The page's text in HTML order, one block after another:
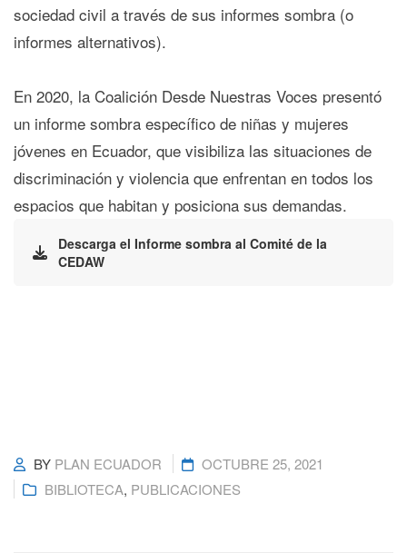
sociedad civil a través de sus informes sombra (o
informes alternativos).
En 2020, la Coalición Desde Nuestras Voces presentó
un informe sombra específico de niñas y mujeres
jóvenes en Ecuador, que visibiliza las situaciones de
discriminación y violencia que enfrentan en todos los
espacios que habitan y posiciona sus demandas.
Descarga el Informe sombra al Comité de la
CEDAW
BY PLAN ECUADOR
OCTUBRE 25, 2021
BIBLIOTECA, PUBLICACIONES